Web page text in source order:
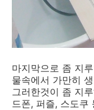
마지막으로 좀 지
물속에서 가만히
그러한것이 좀 지
드폰, 퍼즐, 스도쿠